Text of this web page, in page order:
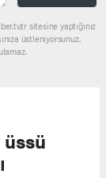
sitesine yaptığınız
üstleniyorsunuz.